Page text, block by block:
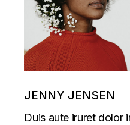
JENNY JENSEN
Duis aute iruret dolor